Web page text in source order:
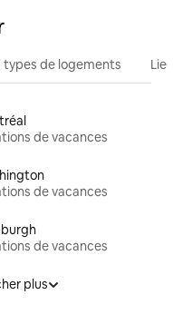
types de logements
de vacances
de vacances
de vacances
plus